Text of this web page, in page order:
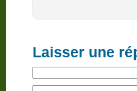
Laisser une